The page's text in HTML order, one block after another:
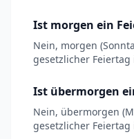
Ist morgen ein
Nein, morgen
gesetzlicher
Ist übermorgen
Nein, übermorgen
gesetzlicher